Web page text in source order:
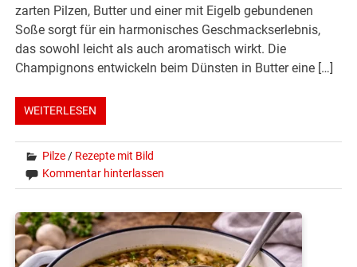
zarten Pilzen, Butter und einer mit Eigelb gebundenen
Soße sorgt für ein harmonisches Geschmackserlebnis,
das sowohl leicht als auch aromatisch wirkt. Die
Champignons entwickeln beim Dünsten in Butter eine […]
WEITERLESEN
Pilze / Rezepte mit Bild
Kommentar hinterlassen